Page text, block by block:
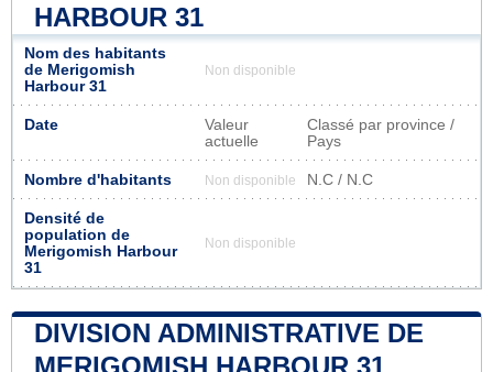
HARBOUR 31
Nom des habitants
de Merigomish
Harbour 31
Non disponible
Date
Valeur
actuelle
Classé par province /
Pays
Nombre d'habitants Non disponible N.C / N.C
Densité de
population de
Merigomish Harbour
31
Non disponible
DIVISION ADMINISTRATIVE DE
MERIGOMISH HARBOUR 31